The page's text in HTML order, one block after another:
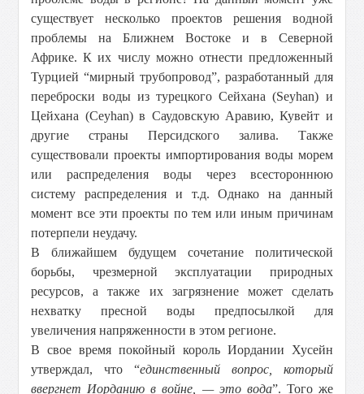
существует несколько проектов решения водной
проблемы на Ближнем Востоке и в Северной
Африке. К их числу можно отнести предложенный
Турцией “мирный трубопровод”, разработанный для
переброски воды из турецкого Сейхана (Seyhan) и
Цейхана (Ceyhan) в Саудовскую Аравию, Кувейт и
другие страны Персидского залива. Также
существовали проекты импортирования воды морем
или распределения воды через всестороннюю
систему распределения и т.д. Однако на данный
момент все эти проекты по тем или иным причинам
потерпели неудачу.
В ближайшем будущем сочетание политической
борьбы, чрезмерной эксплуатации природных
ресурсов, а также их загрязнение может сделать
нехватку пресной воды предпосылкой для
увеличения напряженности в этом регионе.
В свое время покойный король Иордании Хусейн
утверждал, что “единственный вопрос, который
ввергнет Иорданию в войне, — это вода”. Того же